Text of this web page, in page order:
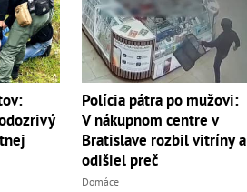
Polícia pátra po mužovi:
V nákupnom centre v
Bratislave rozbil vitríny a
odišiel preč
Domáce